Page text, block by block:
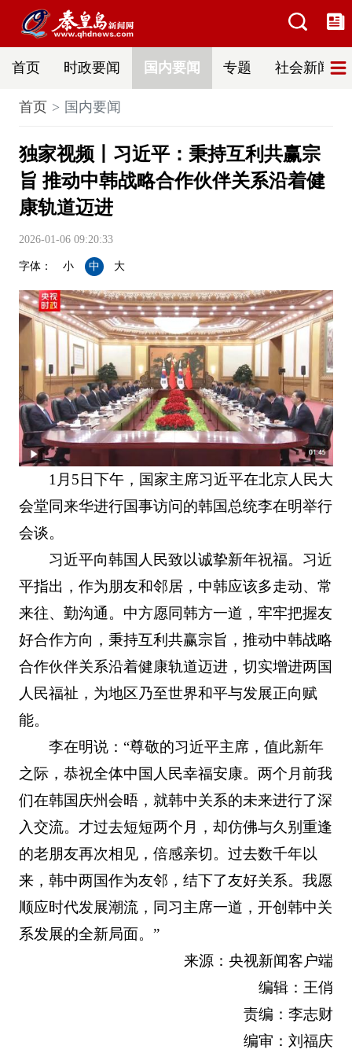
首页 时政要闻 国内要闻 专题 社会新闻
首页 国内要闻
独家视频丨习近平：秉持互利共赢宗
旨 推动中韩战略合作伙伴关系沿着健
康轨道迈进
2026-01-06 09:20:33
字体： 小 中 大
1月5日下午，国家主席习近平在北京人民大
会堂同来华进行国事访问的韩国总统李在明举行
会谈。
习近平向韩国人民致以诚挚新年祝福。习近
平指出，作为朋友和邻居，中韩应该多走动、常
来往、勤沟通。中方愿同韩方一道，牢牢把握友
好合作方向，秉持互利共赢宗旨，推动中韩战略
合作伙伴关系沿着健康轨道迈进，切实增进两国
人民福祉，为地区乃至世界和平与发展正向赋
能。
李在明说：“尊敬的习近平主席，值此新年
之际，恭祝全体中国人民幸福安康。两个月前我
们在韩国庆州会晤，就韩中关系的未来进行了深
入交流。才过去短短两个月，却仿佛与久别重逢
的老朋友再次相见，倍感亲切。过去数千年以
来，韩中两国作为友邻，结下了友好关系。我愿
顺应时代发展潮流，同习主席一道，开创韩中关
系发展的全新局面。”
来源：央视新闻客户端
编辑：王俏
责编：李志财
编审：刘福庆